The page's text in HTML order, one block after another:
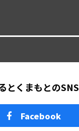
とくまもとのSNS
Facebook